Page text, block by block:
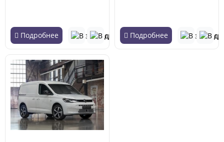
Подробнее Подробнее